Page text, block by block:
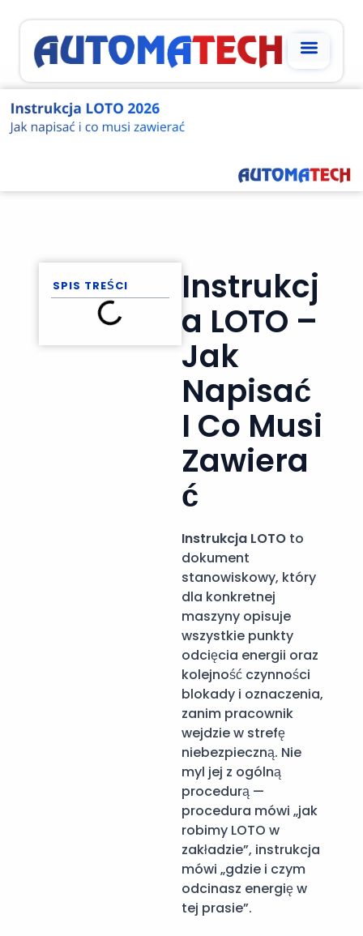
SPIS TREŚCI
Instrukcj
A LOTO –
Jak
Napisać
I Co Musi
Zawiera
Ć
Instrukcja LOTO to
dokument
stanowiskowy, który
dla konkretnej
maszyny opisuje
wszystkie punkty
odcięcia energii oraz
kolejność czynności
blokady i oznaczenia,
zanim pracownik
wejdzie w strefę
niebezpieczną. Nie
myl jej z ogólną
procedurą —
procedura mówi „jak
robimy LOTO w
zakładzie”, instrukcja
mówi „gdzie i czym
odcinasz energię w
tej prasie”.